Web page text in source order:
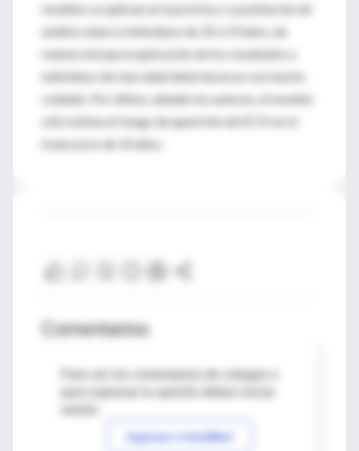
modelos se aplican en la práctica. La población de
análisis abarcó individuos de 35 a 59 años, de
manera tal que la aplicación de los resultados a
individuos de más edad debe hacerse con mucho
cuidado. Por último, añaden los autores, el modelo
sólo estima el riesgo de aparición de ECVI en el
transcurso de 10 años.
Comentarios
Para ver los comentarios de colegas o
Ingresar a IntraMed